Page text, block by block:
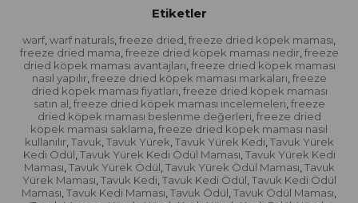
Etiketler
warf, warf naturals freeze dried freeze dried köpek maması
freeze dried mama freeze dried köpek maması nedir, freeze
dried köpek maması avantajları freeze dried köpek maması
nasıl yapılır, freeze dried köpek maması markaları freeze
dried köpek maması fiyatları freeze dried köpek maması
satın al freeze dried köpek maması incelemeleri freeze
dried köpek maması beslenme değerleri freeze dried
köpek maması saklama freeze dried köpek maması nasıl
kullanılır, Tavuk Tavuk Yürek Tavuk Yürek Kedi Tavuk Yürek
Kedi Ödül Tavuk Yürek Kedi Ödül Maması Tavuk Yürek Kedi
Maması Tavuk Yürek Ödül Tavuk Yürek Ödül Maması Tavuk
Yürek Maması Tavuk Kedi Tavuk Kedi Ödül Tavuk Kedi Ödül
Maması Tavuk Kedi Maması Tavuk Ödül Tavuk Ödül Maması